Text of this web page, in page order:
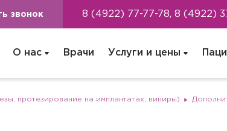
звонок 8 (4922) 77-77-78, 8 (4922)
О нас Врачи Услуги и цены
протезирование на имплантатах, виниры)